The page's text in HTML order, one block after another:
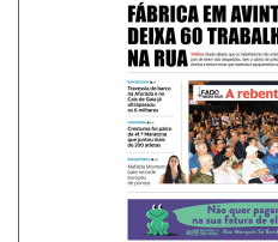
esgotam
menos
horas
após
campanha